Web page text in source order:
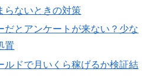
らないときの対策
だとアンケートが来ない？少な
置
ルドで月いくら稼げるか検証結